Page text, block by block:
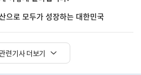
으로 모두가 성장하는 대한민국
련기사 더보기